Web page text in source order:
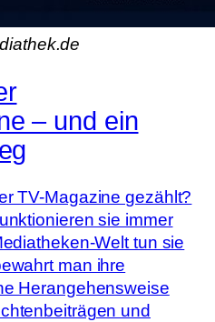
– und ein
TV-Magazine gezählt?
sie immer
Welt tun sie
man ihre
Herangehensweise
und